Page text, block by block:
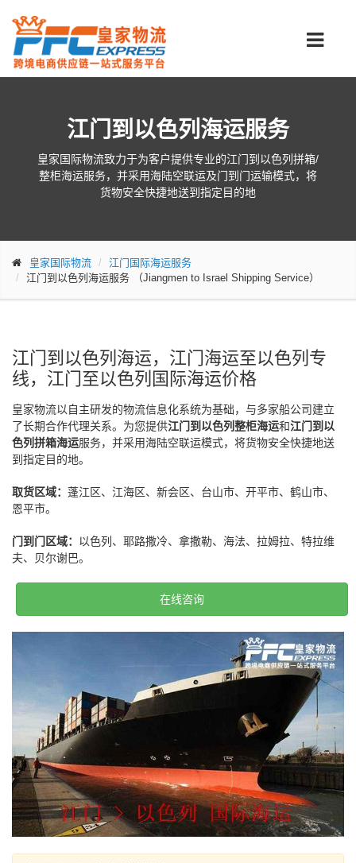
江门到以色列海运服务
皇家国际物流致力于为客户提供专业的江门到以色列拼箱/
整柜海运服务，并采用海陆空联运及门到门运输模式，将
货物安全快捷地送到指定目的地
皇家国际物流
江门国际海运服务
江门到以色列海运服务 （Jiangmen to Israel Shipping Service）
江门到以色列海运，江门海运至以色列专
线，江门至以色列国际海运价格
皇家物流以自主研发的物流信息化系统为基础，与多家船公司建立
了长期合作代理关系。为您提供江门到以色列整柜海运和江门到以
色列拼箱海运服务，并采用海陆空联运模式，将货物安全快捷地送
到指定目的地。
取货区域： 蓬江区、江海区、新会区、台山市、开平市、鹤山市、
恩平市。
门到门区域： 以色列、耶路撒冷、拿撒勒、海法、拉姆拉、特拉维
夫、贝尔谢巴。
在线咨询